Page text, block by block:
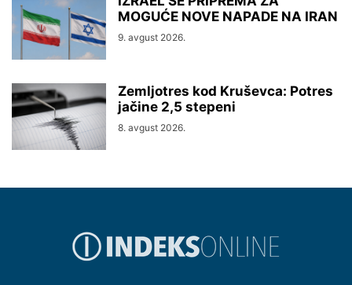
MOGUĆE NOVE NAPADE NA IRAN
9. avgust 2026.
Zemljotres kod Kruševca: Potres
jačine 2,5 stepeni
8. avgust 2026.